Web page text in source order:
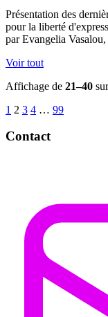
Présentation des
pour la liberté
par Evangelia
Voir tout
Affichage de 21–40
1 2 3 4 … 99
Contact